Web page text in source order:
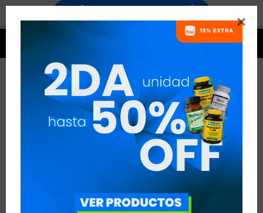
